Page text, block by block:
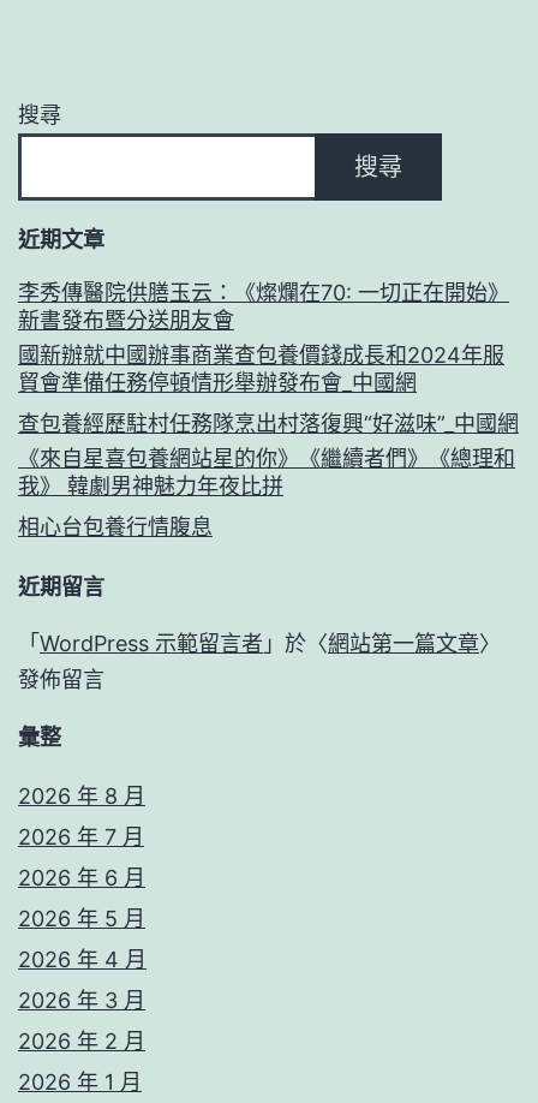
搜尋
搜尋
近期文章
李秀傳醫院供膳玉云：《燦爛在70: 一切正在開始》
新書發布暨分送朋友會
國新辦就中國辦事商業查包養價錢成長和2024年服
貿會準備任務停頓情形舉辦發布會_中國網
查包養經歷駐村任務隊烹出村落復興“好滋味”_中國網
《來自星喜包養網站星的你》《繼續者們》《總理和
我》 韓劇男神魅力年夜比拼
相心台包養行情腹息
近期留言
「 WordPress 示範留言者 」於〈網站第一篇文章〉
發佈留言
彙整
2026 年 8 月
2026 年 7 月
2026 年 6 月
2026 年 5 月
2026 年 4 月
2026 年 3 月
2026 年 2 月
2026 年 1 月